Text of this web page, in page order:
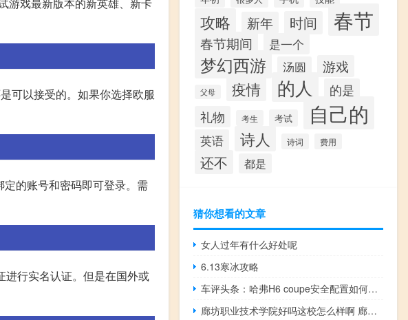
游戏最新版本的新英雄、新卡
可以接受的。如果你选择欧服
的账号和密码即可登录。需
进行实名认证。但是在国外或
攻略 新年 时间 春节
春节期间 是一个
梦幻西游 汤圆 游戏
父母 疫情 的人 的是
礼物 考生 考试 自己的
英语 诗人 诗词 费用
还不 都是
猜你想看的文章
女人过年有什么好处呢
6.13寒冰攻略
车评头条：哈弗H6 coupe安全配置如何及哈弗H6 coupe值得入手吗
廊坊职业技术学院好吗这校怎么样啊 廊坊职业技术学院怎么样